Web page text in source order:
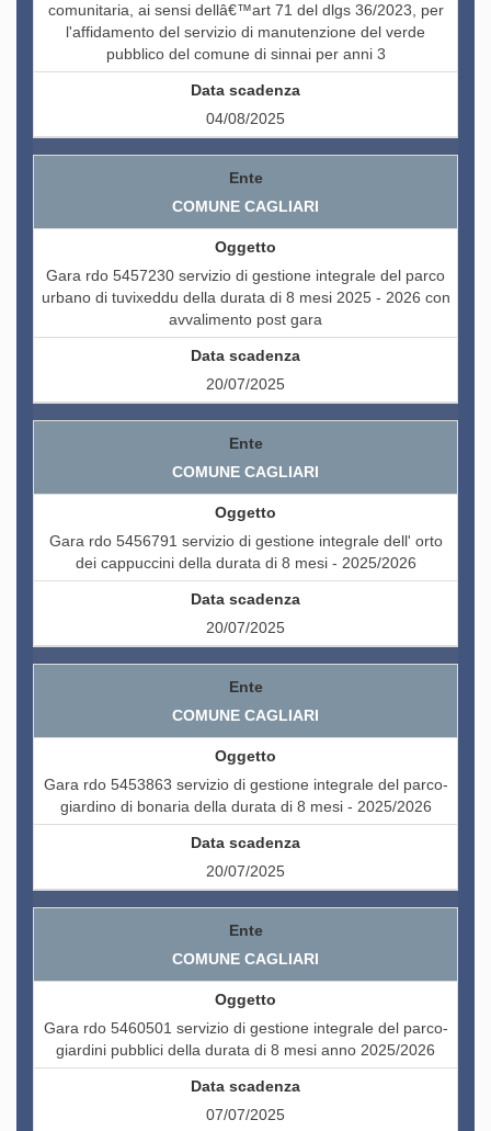
comunitaria, ai sensi dellâ€™art 71 del dlgs 36/2023, per
l'affidamento del servizio di manutenzione del verde
pubblico del comune di sinnai per anni 3
04/08/2025
COMUNE CAGLIARI
Gara rdo 5457230 servizio di gestione integrale del parco
urbano di tuvixeddu della durata di 8 mesi 2025 - 2026 con
avvalimento post gara
20/07/2025
COMUNE CAGLIARI
Gara rdo 5456791 servizio di gestione integrale dell' orto
dei cappuccini della durata di 8 mesi - 2025/2026
20/07/2025
COMUNE CAGLIARI
Gara rdo 5453863 servizio di gestione integrale del parco-
giardino di bonaria della durata di 8 mesi - 2025/2026
20/07/2025
COMUNE CAGLIARI
Gara rdo 5460501 servizio di gestione integrale del parco-
giardini pubblici della durata di 8 mesi anno 2025/2026
07/07/2025